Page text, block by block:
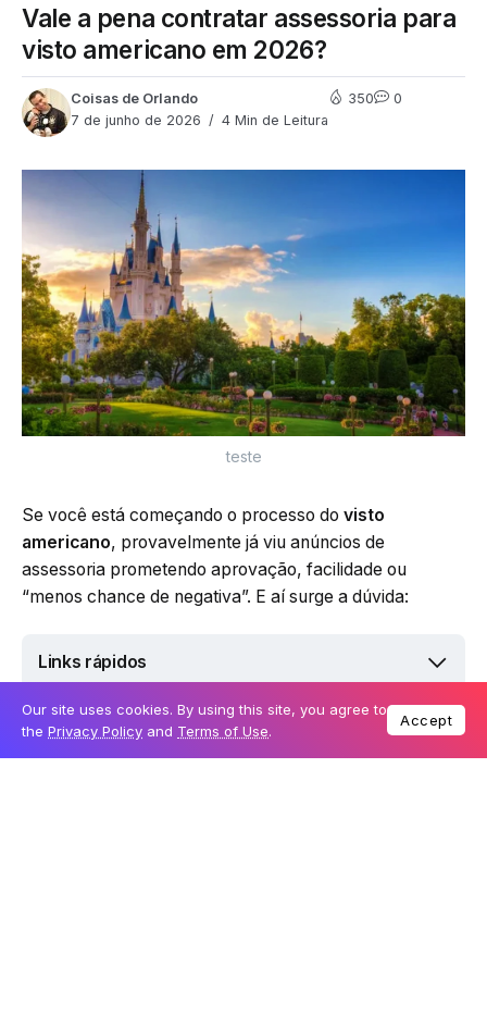
Vale a pena contratar assessoria para
visto americano em 2026?
Coisas de Orlando
7 de junho de 2026
4 Min de Leitura
350 0
teste
Se você está começando o processo do visto
americano, provavelmente já viu anúncios de
assessoria prometendo aprovação, facilidade ou
“menos chance de negativa”. E aí surge a dúvida:
Links rápidos
Our site uses cookies. By using this site, you agree to
the Privacy Policy and Terms of Use.
Accept